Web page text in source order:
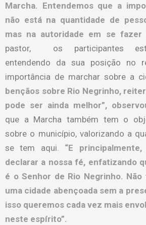
Marcha. Entendemos que a
não está na quantidade de
mas na autoridade em se fazer
pastor, os participantes
entendendo da sua posição no
importância de marchar sobre a
bençãos sobre Rio Negrinho,
pode ser ainda melhor”,
que a Marcha também tem o
sobre o município, valorizando a
se tem aqui. “E
declarar a nossa fé, enfatizando
é o Senhor de Rio Negrinho.
uma cidade abençoada sem a
isso queremos cada vez mais
neste espírito”.